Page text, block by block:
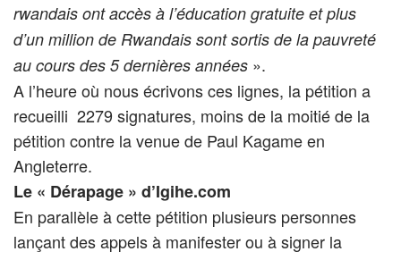
rwandais ont accès à l’éducation gratuite et plus
d’un million de Rwandais sont sortis de la pauvreté
au cours des 5 dernières années ».
A l’heure où nous écrivons ces lignes, la pétition a
recueilli 2279 signatures, moins de la moitié de la
pétition contre la venue de Paul Kagame en
Angleterre.
Le « Dérapage » d’Igihe.com
En parallèle à cette pétition plusieurs personnes
lançant des appels à manifester ou à signer la